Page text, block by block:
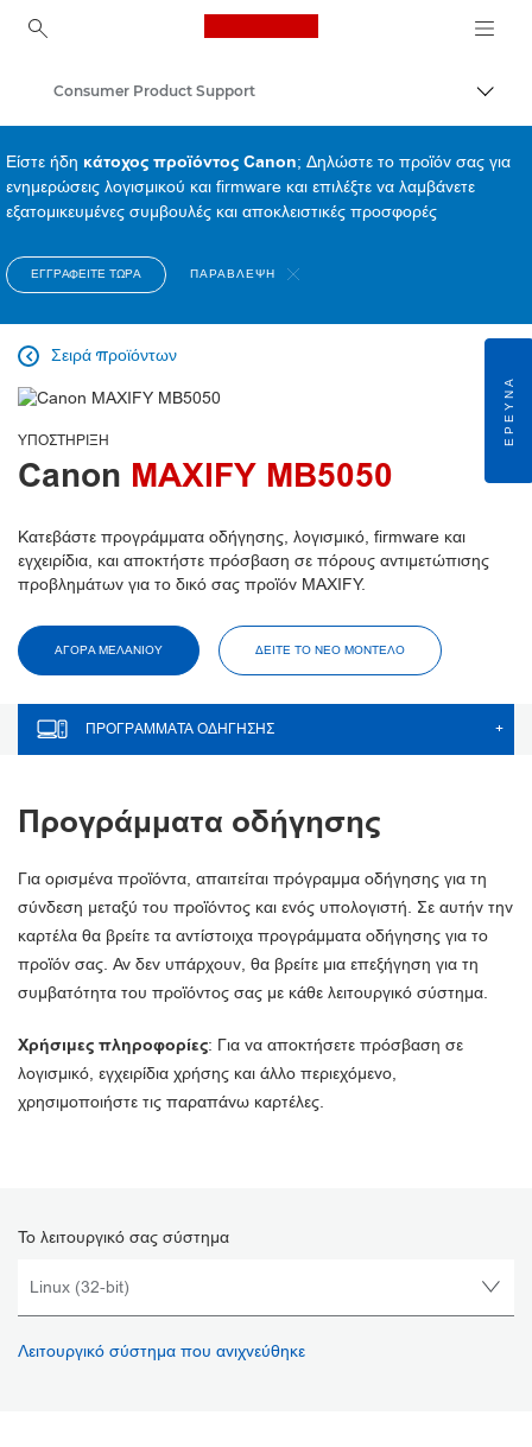
Canon Logo, back to
Consumer Product Support
Είστε ήδη κάτοχος προϊόντος Canon; Δηλώστε το προϊόν σας για
ενημερώσεις λογισμικού και firmware και επιλέξτε να λαμβάνετε
εξατομικευμένες συμβουλές και αποκλειστικές προσφορές
ΕΓΓΡΑΦΕΊΤΕ ΤΏΡΑ ΠΑΡΆΒΛΕΨΗ
Σειρά προϊόντων

ΥΠΟΣΤΉΡΙΞΗ
Canon MAXIFY MB5050
Κατεβάστε προγράμματα οδήγησης, λογισμικό, firmware και
εγχειρίδια, και αποκτήστε πρόσβαση σε πόρους αντιμετώπισης
προβλημάτων για το δικό σας προϊόν MAXIFY.
ΑΓΟΡΑ ΜΕΛΑΝΙΟΥ ΔΕΊΤΕ ΤΟ ΝΈΟ ΜΟΝΤΈΛΟ
ΠΡΟΓΡΆΜΜΑΤΑ ΟΔΉΓΗΣΗΣ +
Προγράμματα οδήγησης
Για ορισμένα προϊόντα, απαιτείται πρόγραμμα οδήγησης για τη
σύνδεση μεταξύ του προϊόντος και ενός υπολογιστή. Σε αυτήν την
καρτέλα θα βρείτε τα αντίστοιχα προγράμματα οδήγησης για το
προϊόν σας. Αν δεν υπάρχουν, θα βρείτε μια επεξήγηση για τη
συμβατότητα του προϊόντος σας με κάθε λειτουργικό σύστημα.
Χρήσιμες πληροφορίες: Για να αποκτήσετε πρόσβαση σε
λογισμικό, εγχειρίδια χρήσης και άλλο περιεχόμενο,
χρησιμοποιήστε τις παραπάνω καρτέλες.
Το λειτουργικό σας σύστημα
Λειτουργικό σύστημα που ανιχνεύθηκε
ΈΡΕΥΝΑ